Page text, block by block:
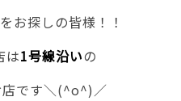
お探しの皆様！！
は1号線沿いの
店です＼(^o^)／